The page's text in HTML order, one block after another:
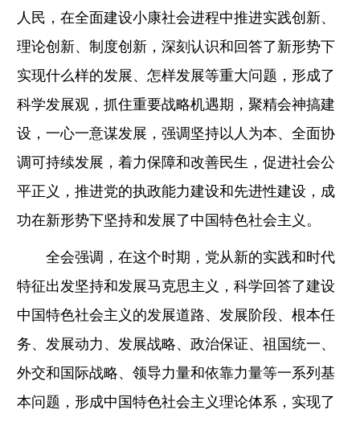
人民，在全面建设小康社会进程中推进实践创新、
理论创新、制度创新，深刻认识和回答了新形势下
实现什么样的发展、怎样发展等重大问题，形成了
科学发展观，抓住重要战略机遇期，聚精会神搞建
设，一心一意谋发展，强调坚持以人为本、全面协
调可持续发展，着力保障和改善民生，促进社会公
平正义，推进党的执政能力建设和先进性建设，成
功在新形势下坚持和发展了中国特色社会主义。
全会强调，在这个时期，党从新的实践和时代
特征出发坚持和发展马克思主义，科学回答了建设
中国特色社会主义的发展道路、发展阶段、根本任
务、发展动力、发展战略、政治保证、祖国统一、
外交和国际战略、领导力量和依靠力量等一系列基
本问题，形成中国特色社会主义理论体系，实现了